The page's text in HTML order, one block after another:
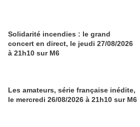
Solidarité incendies : le grand
concert en direct, le jeudi 27/08/2026
à 21h10 sur M6
Les amateurs, série française inédite,
le mercredi 26/08/2026 à 21h10 sur M6